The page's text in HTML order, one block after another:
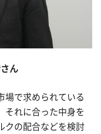
ん
場で求められている
それに合った中身を
クの配合などを検討